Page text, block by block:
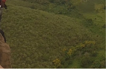
extrema penúria. Se
...